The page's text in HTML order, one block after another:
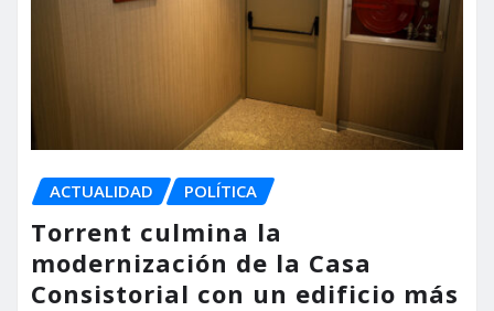
ACTUALIDAD POLÍTICA
Torrent culmina la
modernización de la Casa
Consistorial con un edificio más